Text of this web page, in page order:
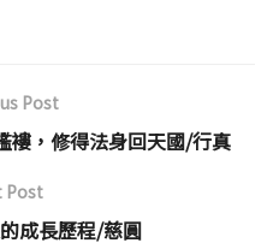
Post
褸，修得法身回天國/行真
Post
成長歷程/慈圓